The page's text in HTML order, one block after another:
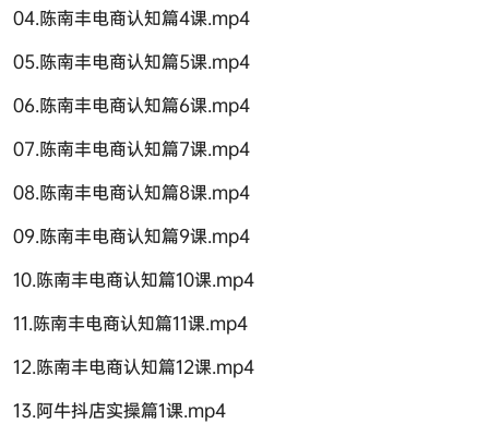
04.陈南丰电商认知篇4课.mp4
05.陈南丰电商认知篇5课.mp4
06.陈南丰电商认知篇6课.mp4
07.陈南丰电商认知篇7课.mp4
08.陈南丰电商认知篇8课.mp4
09.陈南丰电商认知篇9课.mp4
10.陈南丰电商认知篇10课.mp4
11.陈南丰电商认知篇11课.mp4
12.陈南丰电商认知篇12课.mp4
13.阿牛抖店实操篇1课.mp4